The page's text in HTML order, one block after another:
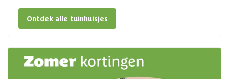
Ontdek alle tuinhuisjes